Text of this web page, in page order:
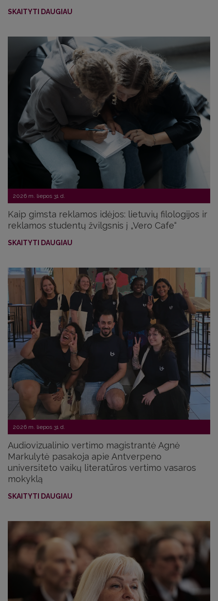
SKAITYTI DAUGIAU
2026 m. liepos 31 d.
Kaip gimsta reklamos idėjos: lietuvių filologijos ir
reklamos studentų žvilgsnis į „Vero Cafe“
SKAITYTI DAUGIAU
2026 m. liepos 31 d.
Audiovizualinio vertimo magistrantė Agnė
Markulytė pasakoja apie Antverpeno
universiteto vaikų literatūros vertimo vasaros
mokyklą
SKAITYTI DAUGIAU